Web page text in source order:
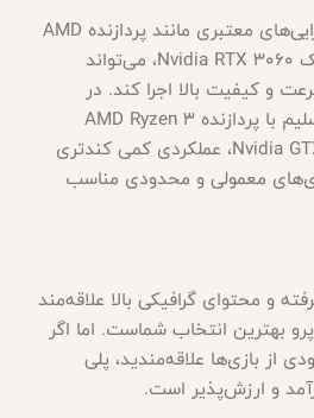
پلی استیشن 5 پرو با دارایی‌های معتبری مانند پردازنده AMD
Ryzen 5 5600X و گرافیک Nvidia RTX 3060، می‌تواند
و کیفیت بالا اجرا کند. در
مقابل، پلی استیشن 5 اسلیم با پردازنده AMD Ryzen 3
5600G و گرافیک Nvidia GTX 1650، عملکردی کمی کندتری
معمولی و محدودی مناسب
و محتوای گرافیکی بالا علاقه‌مند
هستید، پلی استیشن 5 پرو بهترین انتخاب شماست. اما اگر
از بازی‌ها علاقه‌مندید، پلی